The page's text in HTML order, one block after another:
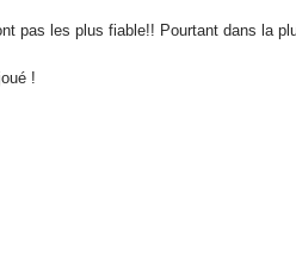
pas les plus fiable!! Pourtant dans la
!